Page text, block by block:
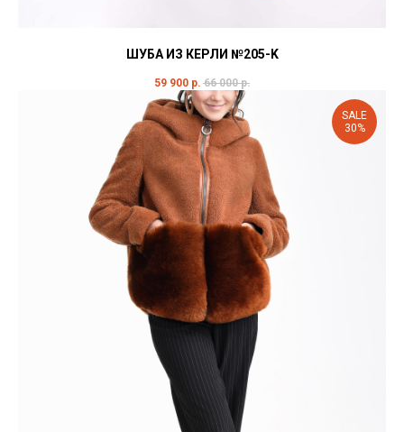
ШУБА ИЗ КЕРЛИ №205-K
59 900 р. 66 000 р.
SALE
30%